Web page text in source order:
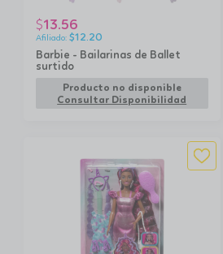
Barbie - Bailarinas de Ballet
surtido
$13.56
$12.20
Producto no disponible
Consultar Disponibilidad